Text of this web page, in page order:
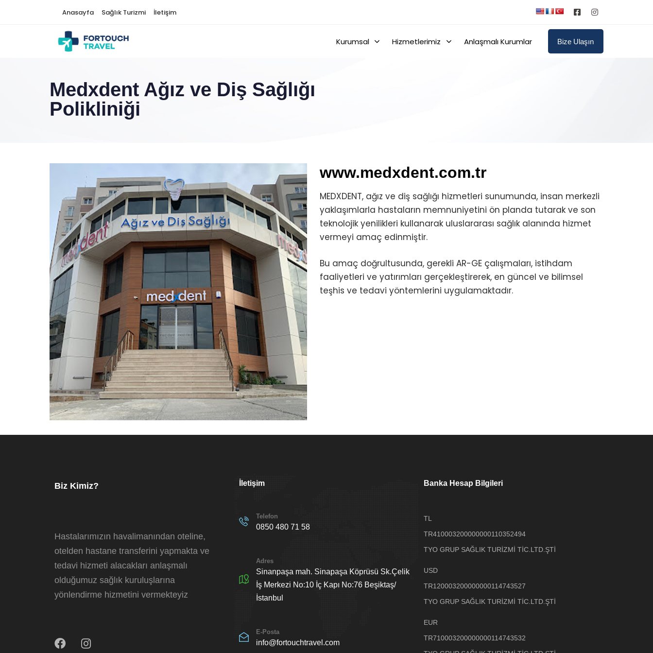
Anasayfa Sağlık Turizmi İletişim
Kurumsal Hizmetlerimiz Anlaşmalı Kurumlar Bize Ulaşın
Medxdent Ağız ve Diş Sağlığı
Polikliniği
www.medxdent.com.tr
MEDXDENT, ağız ve diş sağlığı hizmetleri sunumunda, insan merkezli
yaklaşımlarla hastaların memnuniyetini ön planda tutarak ve son
teknolojik yenilikleri kullanarak uluslararası sağlık alanında hizmet
vermeyi amaç edinmiştir.
Bu amaç doğrultusunda, gerekli AR-GE çalışmaları, istihdam
faaliyetleri ve yatırımları gerçekleştirerek, en güncel ve bilimsel
teşhis ve tedavi yöntemlerini uygulamaktadır.
Biz Kimiz?
Hastalarımızın havalimanından oteline,
otelden hastane transferini yapmakta ve
tedavi hizmeti alacakları anlaşmalı
olduğumuz sağlık kuruluşlarına
yönlendirme hizmetini vermekteyiz
İletişim
Telefon
0850 480 71 58
Adres
Sinanpaşa mah. Sinapaşa Köprüsü Sk.Çelik
İş Merkezi No:10 İç Kapı No:76 Beşiktaş/
İstanbul
E-Posta
info@fortouchtravel.com
Banka Hesap Bilgileri
TL
TR410003200000000110352494
TYO GRUP SAĞLIK TURİZMİ TİC.LTD.ŞTİ
USD
TR120003200000000114743527
TYO GRUP SAĞLIK TURİZMİ TİC.LTD.ŞTİ
EUR
TR710003200000000114743532